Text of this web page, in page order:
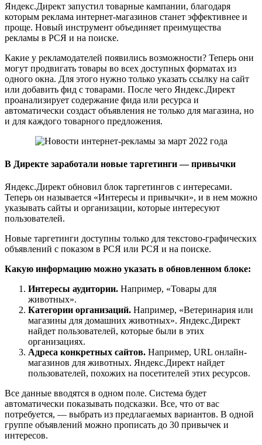
Яндекс.Директ запустил товарные кампании, благодаря
которым реклама интернет-магазинов станет эффективнее и
проще. Новый инструмент объединяет преимущества
рекламы в РСЯ и на поиске.
Какие у рекламодателей появились возможности? Теперь они
могут продвигать товары во всех доступных форматах из
одного окна. Для этого нужно только указать ссылку на сайт
или добавить фид с товарами. После чего Яндекс.Директ
проанализирует содержание фида или ресурса и
автоматически создаст объявления не только для магазина, но
и для каждого товарного предложения.
В Директе заработали новые таргетинги — привычки
Яндекс.Директ обновил блок таргетингов с интересами.
Теперь он называется «Интересы и привычки», и в нем можно
указывать сайты и организации, которые интересуют
пользователей.
Новые таргетинги доступны только для текстово-графических
объявлений с показом в РСЯ или РСЯ и на поиске.
Какую информацию можно указать в обновленном блоке:
Интересы аудитории. Например, «Товары для
животных».
Категории организаций. Например, «Ветеринария или
магазины для домашних животных». Яндекс.Директ
найдет пользователей, которые были в этих
организациях.
Адреса конкретных сайтов. Например, URL онлайн-
магазинов для животных. Яндекс.Директ найдет
пользователей, похожих на посетителей этих ресурсов.
Все данные вводятся в одном поле. Система будет
автоматически показывать подсказки. Все, что от вас
потребуется, — выбрать из предлагаемых вариантов. В одной
группе объявлений можно прописать до 30 привычек и
интересов.